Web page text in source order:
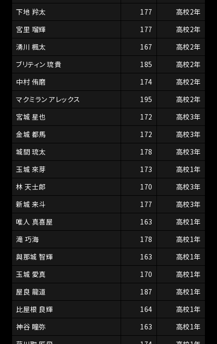
下地 羚太
177
高校2年
宮里 瑠輝
177
高校2年
湧川 楓太
167
高校2年
ブリティン 琉貴
185
高校2年
中村 侑磨
174
高校2年
マクミラン アレックス
195
高校2年
宮城 星也
172
高校3年
金城 都馬
172
高校3年
城間 琉太
178
高校3年
玉城 來芽
173
高校1年
林 天士郎
170
高校3年
新城 来斗
177
高校3年
唯人 真喜屋
163
高校1年
滝 巧海
178
高校1年
與那城 智輝
163
高校1年
玉城 愛真
170
高校1年
屋良 龍道
187
高校1年
比屋根 良輝
164
高校1年
神谷 瞳弥
163
高校1年